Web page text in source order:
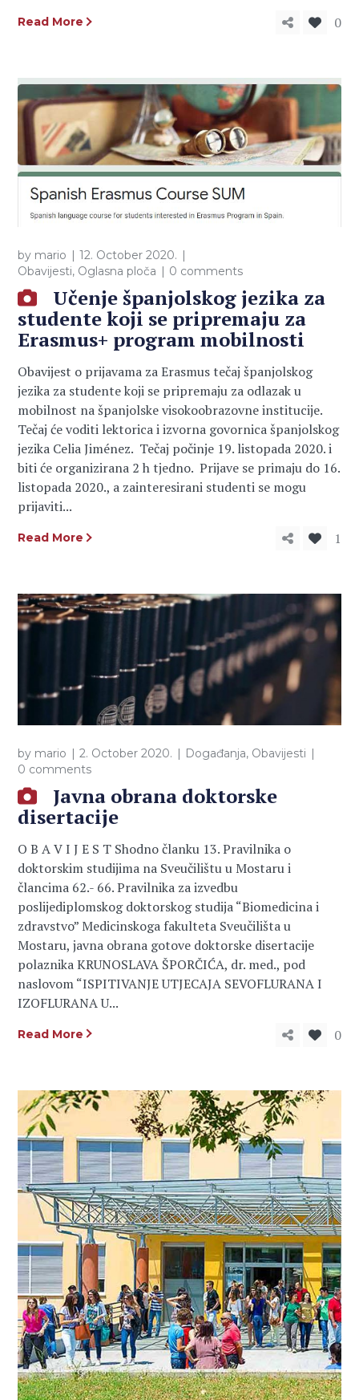
Read More 0
by mario
12. October 2020.
Obavijesti, Oglasna ploča 0 comments
Učenje španjolskog jezika za
studente koji se pripremaju za
Erasmus+ program mobilnosti
Obavijest o prijavama za Erasmus tečaj španjolskog
jezika za studente koji se pripremaju za odlazak u
mobilnost na španjolske visokoobrazovne institucije.
Tečaj će voditi lektorica i izvorna govornica španjolskog
jezika Celia Jiménez. Tečaj počinje 19. listopada 2020. i
biti će organizirana 2 h tjedno. Prijave se primaju do 16.
listopada 2020., a zainteresirani studenti se mogu
prijaviti...
Read More 1
by mario 2. October 2020. Događanja, Obavijesti
0 comments
Javna obrana doktorske
disertacije
O B A V I J E S T Shodno članku 13. Pravilnika o
doktorskim studijima na Sveučilištu u Mostaru i
člancima 62.- 66. Pravilnika za izvedbu
poslijediplomskog doktorskog studija “Biomedicina i
zdravstvo” Medicinskoga fakulteta Sveučilišta u
Mostaru, javna obrana gotove doktorske disertacije
polaznika KRUNOSLAVA ŠPORČIĆA, dr. med., pod
naslovom “ISPITIVANJE UTJECAJA SEVOFLURANA I
IZOFLURANA U...
Read More 0